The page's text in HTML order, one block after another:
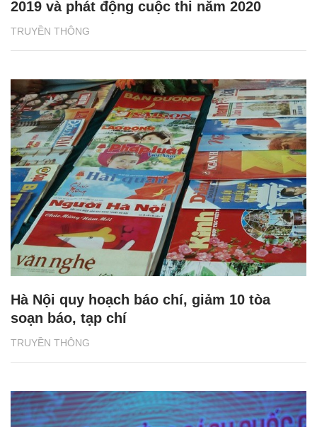
TRUYỀN THÔNG
2019 và phát động cuộc thi năm 2020
TRUYỀN THÔNG
Hà Nội quy hoạch báo chí, giảm 10 tòa
soạn báo, tạp chí